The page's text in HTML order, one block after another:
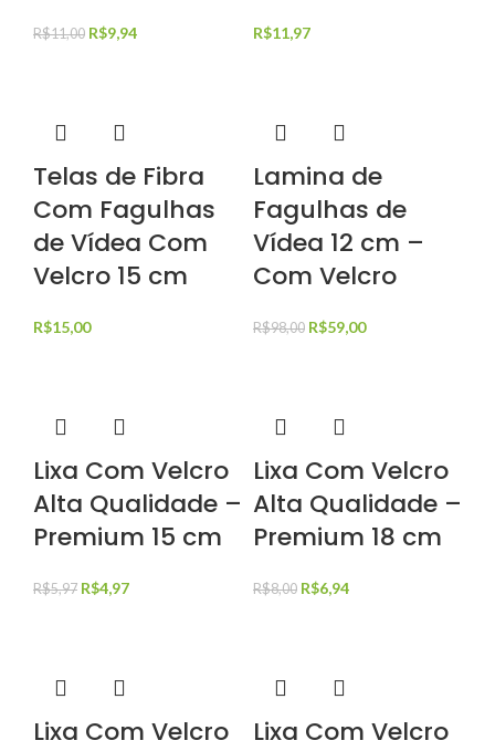
R$11,00 R$9,94 R$11,97
Telas de Fibra
Com Fagulhas
de Vídea Com
Velcro 15 cm
R$15,00
Lamina de
Fagulhas de
Vídea 12 cm –
Com Velcro
R$98,00 R$59,00
Lixa Com Velcro
Alta Qualidade –
Premium 15 cm
R$5,97 R$4,97
Lixa Com Velcro
Alta Qualidade –
Premium 18 cm
R$8,00 R$6,94
Lixa Com Velcro
Lixa Com Velcro